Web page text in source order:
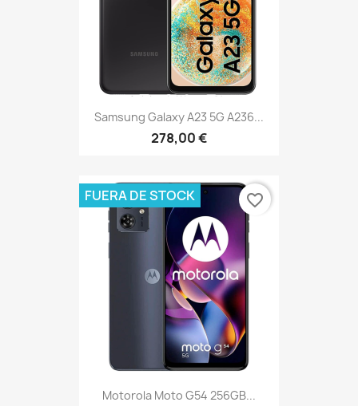
Samsung Galaxy A23 5G A236...
278,00 €
Motorola Moto G54 256GB...
FUERA DE STOCK favorite_border